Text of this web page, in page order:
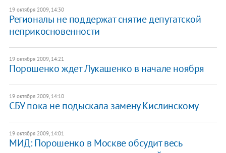
19 октября 2009, 14:30
Регионалы не поддержат снятие депутатской
неприкосновенности
19 октября 2009, 14:21
Порошенко ждет Лукашенко в начале ноября
19 октября 2009, 14:10
СБУ пока не подыскала замену Кислинскому
19 октября 2009, 14:01
МИД: Порошенко в Москве обсудит весь